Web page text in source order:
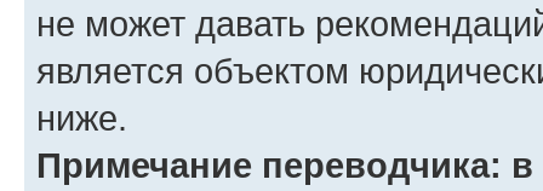
не может давать
является объектом
ниже.
Примечание переводчика: